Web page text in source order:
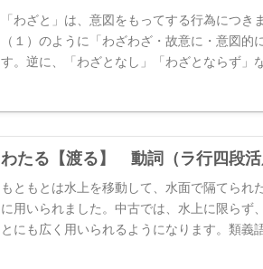
「わざと」は、意図をもってする行為につき
（１）のように「わざわざ・故意に・意図的
す。逆に、「わざとなし」「わざとならず」
は、意識的ではない行為を指すと考えましょ
わたる【渡る】 動詞（ラ行四段活
もともとは水上を移動して、水面で隔てられ
に用いられました。中古では、水上に限らず
とにも広く用いられるようになります。類義